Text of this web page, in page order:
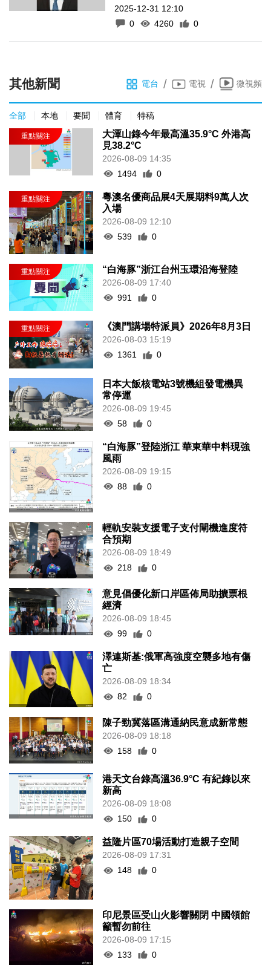
2025-12-31 12:10
0
4260 0
其他新聞 電台 / 電視 / 微視頻
全部 本地 要聞 體育 特稿
大潭山錄今年最高溫35.9°C 外港高
見38.2°C
2026-08-09 14:35
1494
0
粵澳名優商品展4天展期料9萬人次
入場
2026-08-09 12:10
539
0
“白海豚”浙江台州玉環沿海登陸
2026-08-09 17:40
991
0
《澳門講場特派員》2026年8月3日
2026-08-03 15:19
1361
0
日本大飯核電站3號機組發電機異
常停運
2026-08-09 19:45
58
0
“白海豚”登陸浙江 華東華中料現強
風雨
2026-08-09 19:15
88
0
輕軌安裝支援電子支付閘機進度符
合預期
2026-08-09 18:49
218
0
意見倡優化新口岸區佈局助擴票根
經濟
2026-08-09 18:45
99
0
澤連斯基:俄軍高強度空襲多地有傷
亡
2026-08-09 18:34
82
0
陳子勁冀落區溝通納民意成新常態
2026-08-09 18:18
158
0
港天文台錄高溫36.9°C 有紀錄以來
新高
2026-08-09 18:08
150
0
益隆片區70場活動打造親子空間
2026-08-09 17:31
148
0
印尼景區受山火影響關閉 中國領館
籲暫勿前往
2026-08-09 17:15
133
0